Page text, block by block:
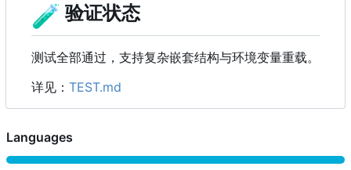
🧪 验证状态
测试全部通过，支持复杂嵌套结构与环境变量重载。
详见： TEST.md
Languages